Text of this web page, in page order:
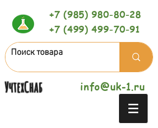
+7 (985) 980-80-28
+7 (499) 499-70-91
УчтехСнаб info@uk-1.ru